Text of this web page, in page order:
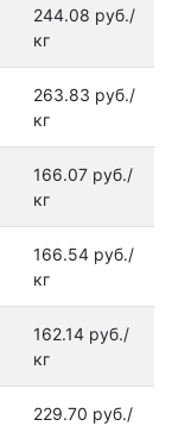
244.08 руб./
кг
263.83 руб./
кг
166.07 руб./
кг
166.54 руб./
кг
162.14 руб./
кг
229.70 руб./